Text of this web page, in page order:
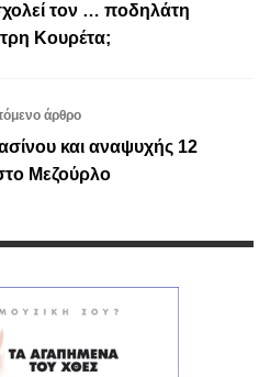
τον … ποδηλάτη
Κουρέτα;
άρθρο
και αναψυχής 12
Μεζούρλο